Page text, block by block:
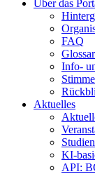
Über das
FAQ
Glossar
Info-
Aktuelles
KI-
API: